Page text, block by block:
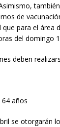
de
para el área
del domingo
deben
años
se otorgarán